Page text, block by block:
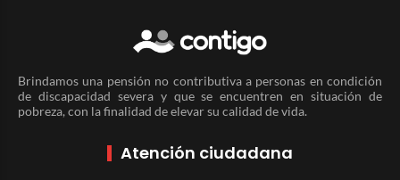
Brindamos una pensión no contributiva a personas en condición
de discapacidad severa y que se encuentren en situación de
pobreza, con la finalidad de elevar su calidad de vida.
Atención ciudadana